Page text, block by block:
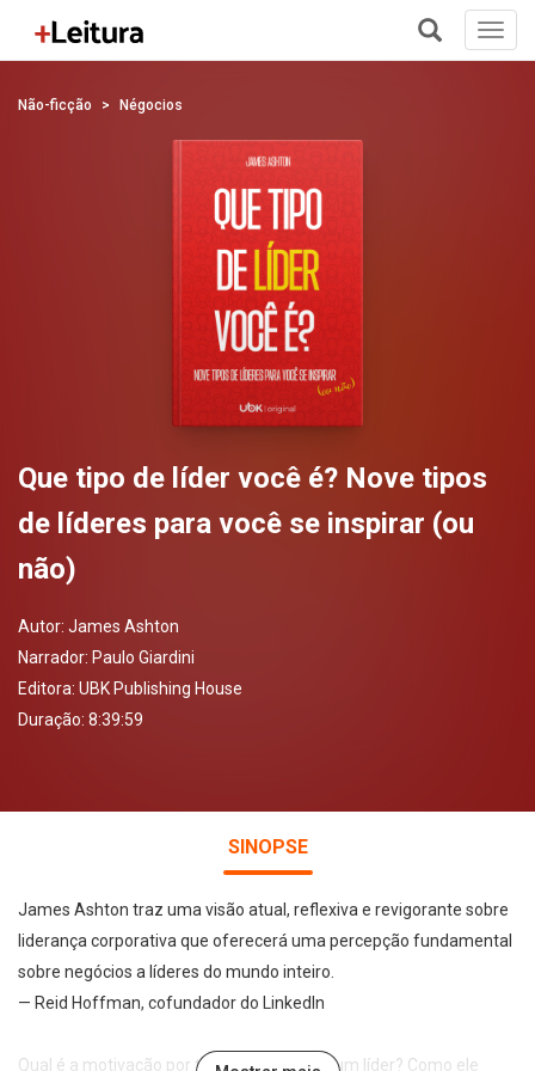
Não-ficção Négocios
Que tipo de líder você é? Nove tipos
de líderes para você se inspirar (ou
não)
Autor: James Ashton
Narrador: Paulo Giardini
Editora: UBK Publishing House
Duração: 8:39:59
SINOPSE
James Ashton traz uma visão atual, reflexiva e revigorante sobre
liderança corporativa que oferecerá uma percepção fundamental
sobre negócios a líderes do mundo inteiro.
— Reid Hoffman, cofundador do LinkedIn
Qual é a motivação por trás da jornada de um líder? Como ele